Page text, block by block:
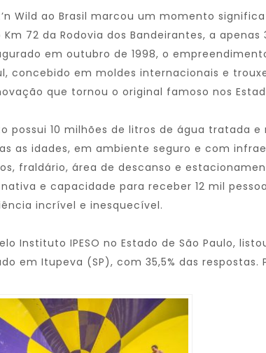
Wild ao Brasil marcou um momento
72 da Rodovia dos Bandeirantes, a
em outubro de 1998, o
concebido em moldes internacionais e
que tornou o original famoso nos
possui 10 milhões de litros de água tratada
as idades, em ambiente seguro e com
fraldário, área de descanso e
e capacidade para receber 12 mil
incrível e inesquecível.
Instituto IPESO no Estado de São Paulo,
em Itupeva (SP), com 35,5% das